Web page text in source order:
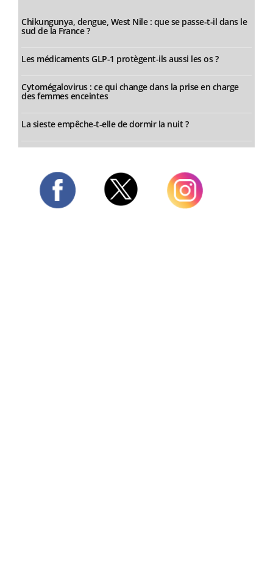
Chikungunya, dengue, West Nile : que se passe-t-il dans le
sud de la France ?
Les médicaments GLP-1 protègent-ils aussi les os ?
Cytomégalovirus : ce qui change dans la prise en charge
des femmes enceintes
La sieste empêche-t-elle de dormir la nuit ?